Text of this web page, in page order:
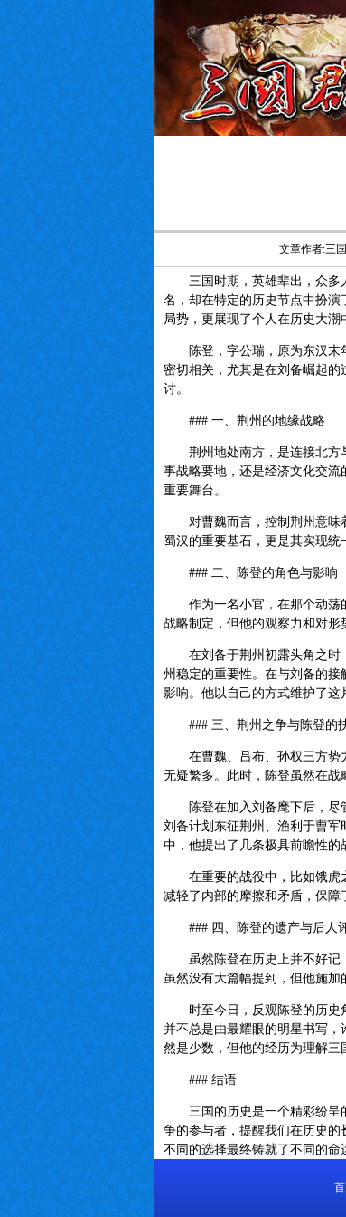
文章作者:三
三国时期，英雄辈出，众多人
名，却在特定的历史节点中扮
局势，更展现了个人在历史大潮
陈登，字公瑞，原为东汉末年
密切相关，尤其是在刘备崛起
讨。
### 一、荆州的地缘战略
荆州地处南方，是连接北方与
事战略要地，还是经济文化交
重要舞台。
对曹魏而言，控制荆州意味着
蜀汉的重要基石，更是其实现统
### 二、陈登的角色与影响
作为一名小官，在那个动荡的
战略制定，但他的观察力和对形
在刘备于荆州初露头角之时，
州稳定的重要性。在与刘备的
影响。他以自己的方式维护了这
### 三、荆州之争与陈登的
在曹魏、吕布、孙权三方势力
无疑繁多。此时，陈登虽然在战
陈登在加入刘备麾下后，尽管
刘备计划东征荆州、渔利于曹
中，他提出了几条极具前瞻性的
在重要的战役中，比如饿虎之
减轻了内部的摩擦和矛盾，保障
### 四、陈登的遗产与后人
虽然陈登在历史上并不好记，
虽然没有大篇幅提到，但他施加
时至今日，反观陈登的历史角
并不总是由最耀眼的明星书写
然是少数，但他的经历为理解三
### 结语
三国的历史是一个精彩纷呈的
争的参与者，提醒我们在历史的
不同的选择最终铸就了不同的命